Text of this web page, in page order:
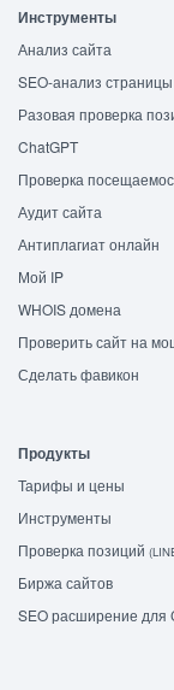
Инструменты
Анализ сайта
SEO-анализ страницы
Разовая проверка
ChatGPT
Проверка
Аудит сайта
Антиплагиат онлайн
Мой IP
WHOIS домена
Проверить сайт на
Сделать фавикон
Продукты
Тарифы и цены
Инструменты
Проверка позиций
Биржа сайтов
SEO расширение для